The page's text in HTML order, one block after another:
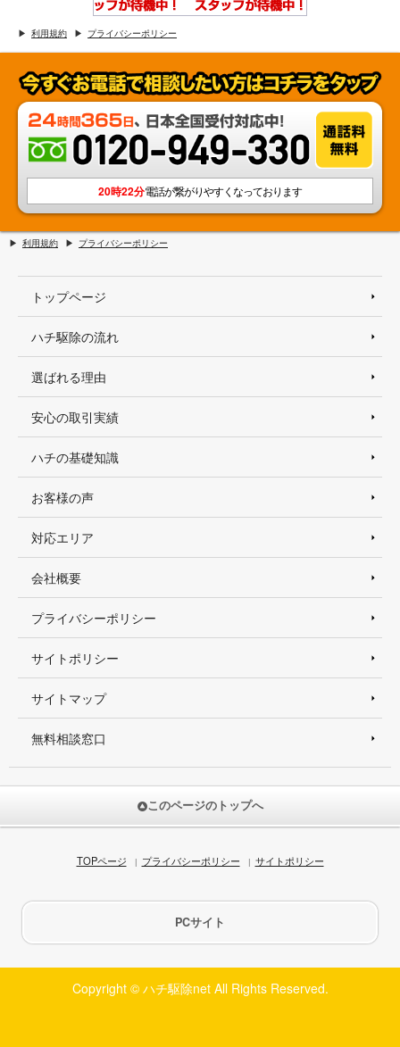
利用規約 プライバシーポリシー
20時22分電話が繋がりやすくなっております
利用規約 プライバシーポリシー
トップページ
ハチ駆除の流れ
選ばれる理由
安心の取引実績
ハチの基礎知識
お客様の声
対応エリア
会社概要
プライバシーポリシー
サイトポリシー
サイトマップ
無料相談窓口
このページのトップへ
TOPページ プライバシーポリシー サイトポリシー
PCサイト
Copyright © ハチ駆除net All Rights Reserved.